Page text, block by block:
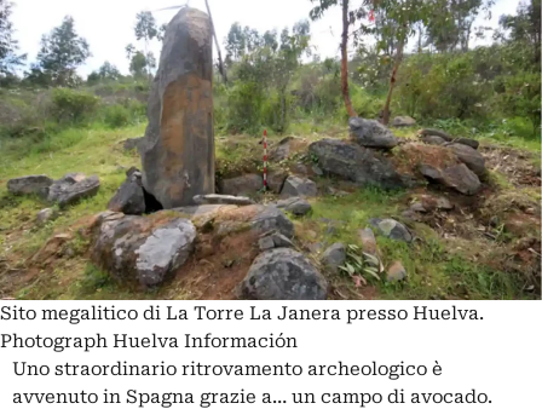
Sito megalitico di La Torre La Janera presso Huelva.
Photograph Huelva Información
Uno straordinario ritrovamento archeologico è
avvenuto in Spagna grazie a… un campo di avocado.